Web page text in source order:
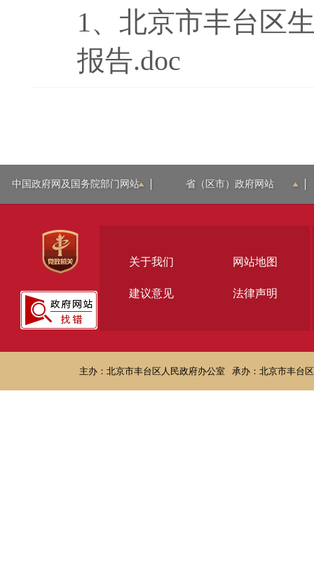
1、 北京市丰台区
报告.doc
中国政府网及国务院部门网站 省（区市）政府网站
关于我们 网站地图
建议意见 法律声明
主办：北京市丰台区人民政府办公室 承办：北京市丰台